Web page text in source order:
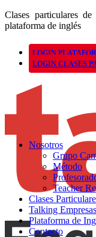
Clases particulares
plataforma de inglés
LOGIN
LOGIN CLASES
Nosotros
Grupo
Método
Teacher
Clases
Talking Empresas
Plataforma de
Contacto